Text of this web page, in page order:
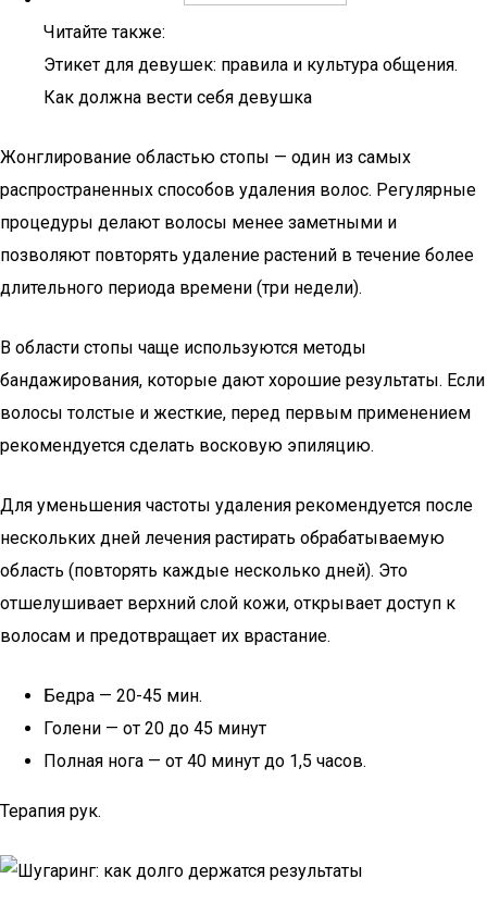
Читайте также:
Этикет для девушек: правила и культура общения.
Как должна вести себя девушка
Жонглирование областью стопы — один из самых
распространенных способов удаления волос. Регулярные
процедуры делают волосы менее заметными и
позволяют повторять удаление растений в течение более
длительного периода времени (три недели).
В области стопы чаще используются методы
бандажирования, которые дают хорошие результаты. Если
волосы толстые и жесткие, перед первым применением
рекомендуется сделать восковую эпиляцию.
Для уменьшения частоты удаления рекомендуется после
нескольких дней лечения растирать обрабатываемую
область (повторять каждые несколько дней). Это
отшелушивает верхний слой кожи, открывает доступ к
волосам и предотвращает их врастание.
Бедра — 20-45 мин.
Голени — от 20 до 45 минут
Полная нога — от 40 минут до 1,5 часов.
Терапия рук.